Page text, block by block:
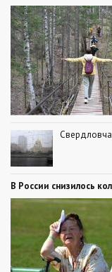
В России снизилось